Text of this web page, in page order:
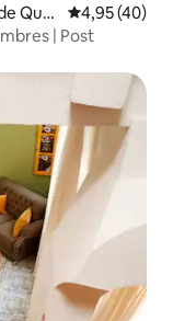
Quer
Évaluation
4,95 (40)
| Post